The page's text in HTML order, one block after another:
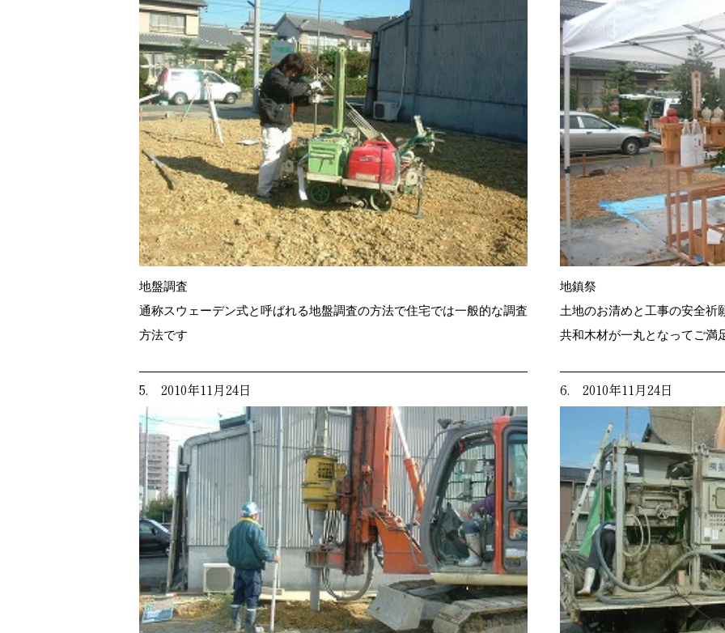
地盤調査
通称スウェーデン式と呼ばれる地盤調査の方法で住宅では一般的な調査
方法です
地鎮祭
土地のお清めと工事の安全祈
共和木材が一丸となってご満
5. 2010年11月24日 6. 2010年11月24日